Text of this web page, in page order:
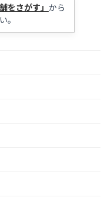
をさがす」 から
。